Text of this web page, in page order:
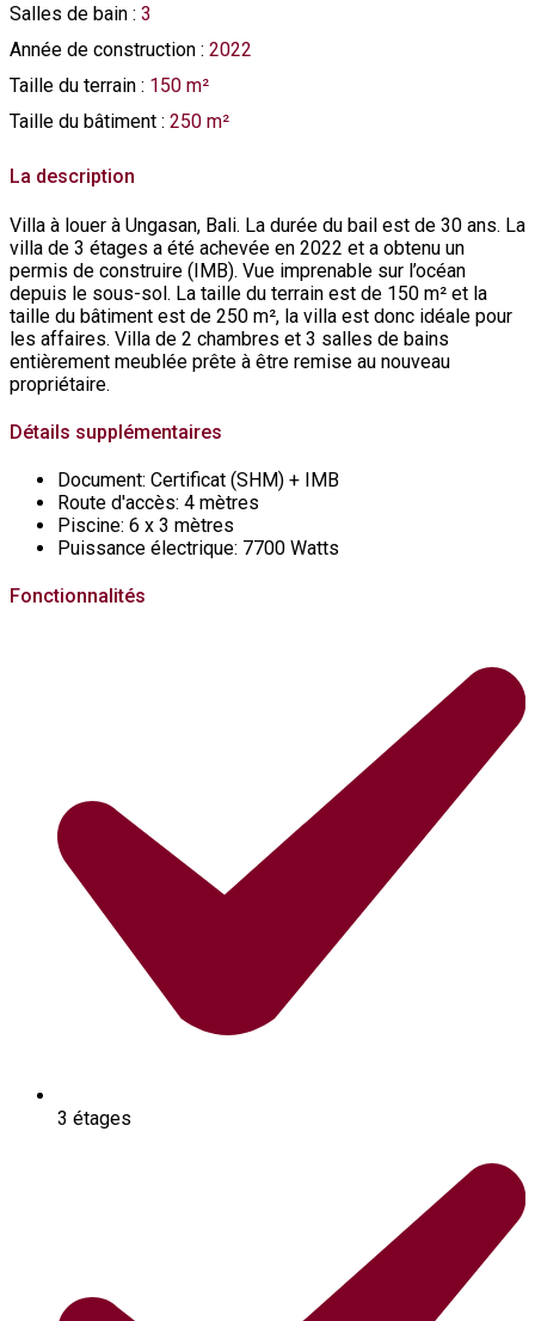
Salles de bain : 3
Année de construction : 2022
Taille du terrain : 150 m²
Taille du bâtiment : 250 m²
La description
Villa à louer à Ungasan, Bali. La durée du bail est de 30 ans. La
villa de 3 étages a été achevée en 2022 et a obtenu un
permis de construire (IMB). Vue imprenable sur l’océan
depuis le sous-sol. La taille du terrain est de 150 m² et la
taille du bâtiment est de 250 m², la villa est donc idéale pour
les affaires. Villa de 2 chambres et 3 salles de bains
entièrement meublée prête à être remise au nouveau
propriétaire.
Détails supplémentaires
Document: Certificat (SHM) + IMB
Route d'accès: 4 mètres
Piscine: 6 x 3 mètres
Puissance électrique: 7700 Watts
Fonctionnalités
3 étages